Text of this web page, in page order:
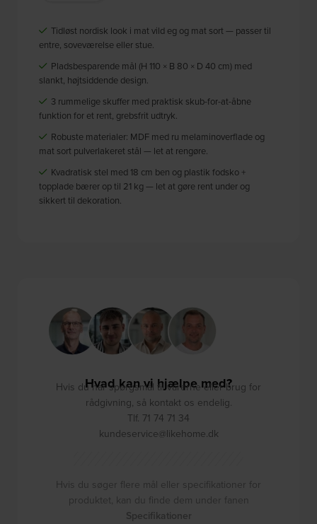
Tidløst nordisk look i mat vild eg og mat sort — passer til
entre, soveværelse eller stue.
Pladsbesparende mål (H 110 × B 80 × D 40 cm) med
slankt, højtsiddende design.
3 rummelige skuffer med praktisk skub-for-at-åbne
funktion for et rent, grebsfrit udtryk.
Robuste materialer: MDF med ru melaminoverflade og
mat sort pulverlakeret stål — let at rengøre.
Kvadratisk stel med 18 cm ben og plastik fodsko +
topplade bærer op til 21 kg — let at gøre rent under og
sikkert til dekoration.
Hvad kan vi hjælpe med?
Hvis du har spørgsmål til varerne eller brug for
rådgivning, så kontakt os endelig.
Tlf. 71 74 71 34
kundeservice@likehome.dk
Hvis du søger flere mål eller specifikationer for
produktet, kan du finde dem under fanen
Specifikationer